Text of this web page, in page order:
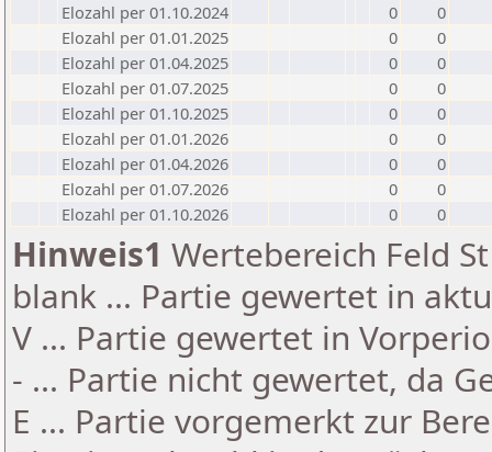
Elozahl per 01.10.2024
0
0
Elozahl per 01.01.2025
0
0
Elozahl per 01.04.2025
0
0
Elozahl per 01.07.2025
0
0
Elozahl per 01.10.2025
0
0
Elozahl per 01.01.2026
0
0
Elozahl per 01.04.2026
0
0
Elozahl per 01.07.2026
0
0
Elozahl per 01.10.2026
0 0
Hinweis1 Wertebereich Feld
blank ... Partie gewertet in
V ... Partie gewertet in
- ... Partie nicht gewertet, da
E ... Partie vorgemerkt zur